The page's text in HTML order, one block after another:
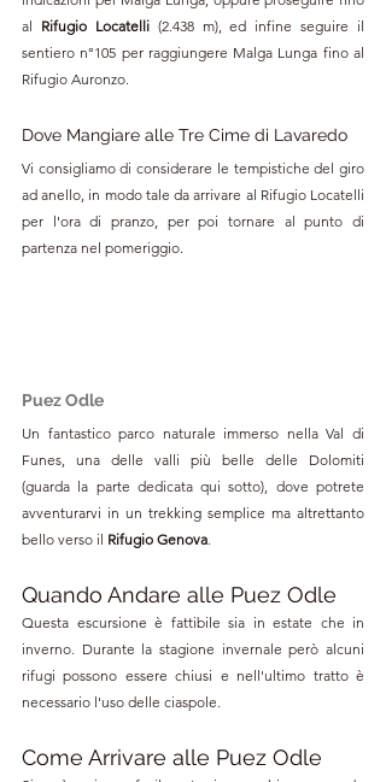
al Rifugio Locatelli (2.438 m), ed infine seguire il
sentiero n°105 per raggiungere Malga Lunga fino al
Rifugio Auronzo.
Dove Mangiare alle Tre Cime di Lavaredo
Vi consigliamo di considerare le tempistiche del giro
ad anello, in modo tale da arrivare al Rifugio Locatelli
per l'ora di pranzo, per poi tornare al punto di
partenza nel pomeriggio.
Puez Odle
Un fantastico parco naturale immerso nella Val di
Funes, una delle valli più belle delle Dolomiti
(guarda la parte dedicata qui sotto), dove potrete
avventurarvi in un trekking semplice ma altrettanto
bello verso il Rifugio Genova
Quando Andare alle Puez Odle
Questa escursione è fattibile sia in estate che in
inverno. Durante la stagione invernale però alcuni
rifugi possono essere chiusi e nell'ultimo tratto è
necessario l'uso delle ciaspole.
Come Arrivare alle Puez Odle